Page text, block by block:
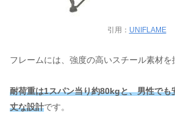
引用： UNIFLAME
フレームには、強度の高いスチール素材を
耐荷重は1スパン当り約80kgと、男性でも
丈な設計です。